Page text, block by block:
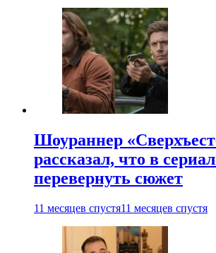
Шоураннер
рассказал, что в
перевернуть сюжет
11 месяцев спустя11 месяцев спустя